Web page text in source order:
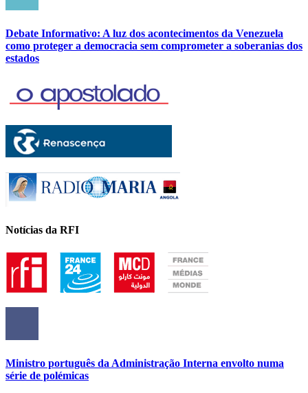
Debate Informativo: A luz dos acontecimentos da Venezuela
como proteger a democracia sem comprometer a soberanias dos
estados
Notícias da RFI
Ministro português da Administração Interna envolto numa
série de polémicas